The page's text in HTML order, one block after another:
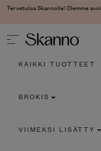
Tervetuloa Skannolle! Olemme
Type 2 or more
KAIKKI TUOTTEET
BROKIS
VIIMEKSI LISÄTTY